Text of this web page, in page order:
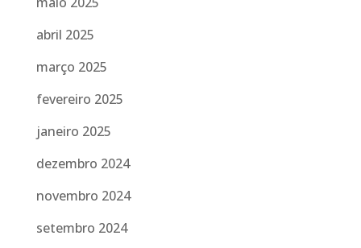
abril 2025
março 2025
fevereiro 2025
janeiro 2025
dezembro 2024
novembro 2024
setembro 2024